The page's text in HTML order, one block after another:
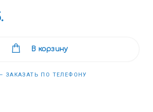
В корзину
ЗАКАЗАТЬ ПО ТЕЛЕФОНУ